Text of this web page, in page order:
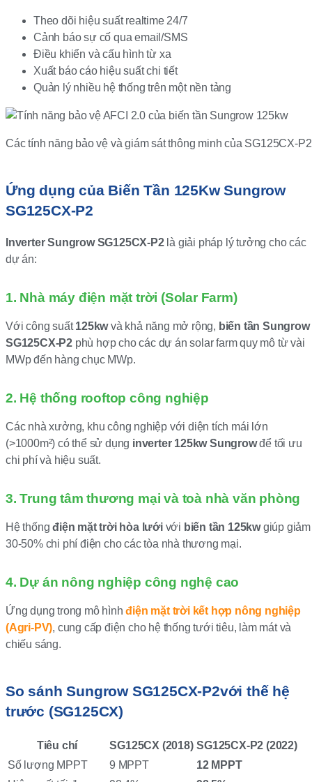
Theo dõi hiệu suất realtime 24/7
Cảnh báo sự cố qua email/SMS
Điều khiển và cấu hình từ xa
Xuất báo cáo hiệu suất chi tiết
Quản lý nhiều hệ thống trên một nền tảng
Các tính năng bảo vệ và giám sát thông minh của SG125CX-P2
Ứng dụng của Biến Tần 125Kw Sungrow
SG125CX-P2
Inverter Sungrow SG125CX-P2là giải pháp lý tưởng cho các
dự án:
1. Nhà máy điện mặt trời (Solar Farm)
Với công suất125kwvà khả năng mở rộng, biến tần Sungrow
SG125CX-P2 phù hợp cho các dự án solar farm quy mô từ vài
MWp đến hàng chục MWp.
2. Hệ thống rooftop công nghiệp
Các nhà xưởng, khu công nghiệp với diện tích mái lớn
(>1000m²) có thể sử dụng inverter 125kw Sungrowđể tối ưu
chi phí và hiệu suất.
3. Trung tâm thương mại và toà nhà văn phòng
Hệ thốngđiện mặt trời hòa lướivới biến tần 125kwgiúp giảm
30-50% chi phí điện cho các tòa nhà thương mại.
4. Dự án nông nghiệp công nghệ cao
Ứng dụng trong mô hìnhđiện mặt trời kết hợp nông nghiệp
(Agri-PV), cung cấp điện cho hệ thống tưới tiêu, làm mát và
chiếu sáng.
So sánh Sungrow SG125CX-P2với thế hệ
trước (SG125CX)
Tiêu chí SG125CX (2018) SG125CX-P2 (2022)
Số lượng MPPT
9 MPPT
12 MPPT